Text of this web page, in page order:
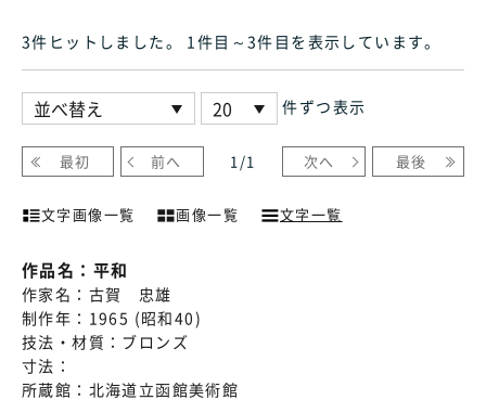
3件ヒット しました。 1件目～3件目 を表示しています。
件ずつ表示
最初 前へ 1 /1 次へ 最後
文字画像一覧 画像一覧 文字一覧
作品名： 平和
作家名： 古賀 忠雄
制作年： 1965 (昭和40)
技法・材質： ブロンズ
寸法：
所蔵館： 北海道立函館美術館